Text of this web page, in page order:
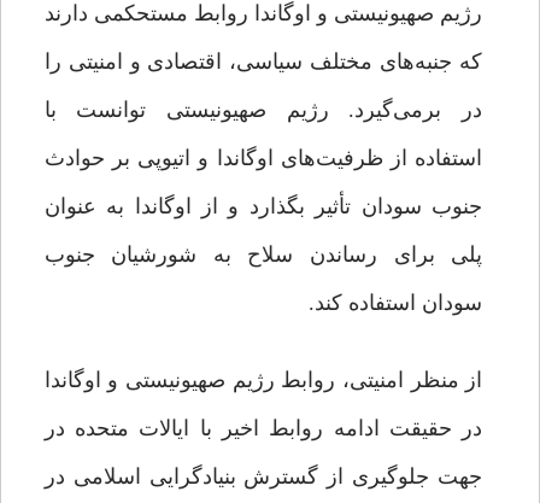
رژیم صهیونیستی و اوگاندا روابط مستحکمی دارند
که جنبه‌های مختلف سیاسی، اقتصادی و امنیتی را
در برمی‌گیرد. رژیم صهیونیستی توانست با
استفاده از ظرفیت‌های اوگاندا و اتیوپی بر حوادث
جنوب سودان تأثیر بگذارد و از اوگاندا به عنوان
پلی برای رساندن سلاح به شورشیان جنوب
سودان استفاده کند.
از منظر امنیتی، روابط رژیم صهیونیستی و اوگاندا
در حقیقت ادامه روابط اخیر با ایالات متحده در
جهت جلوگیری از گسترش بنیادگرایی اسلامی در